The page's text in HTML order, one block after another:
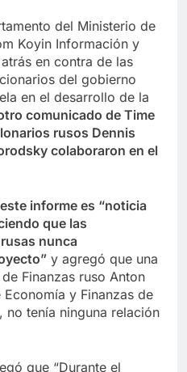
del Ministerio de
Koyin Información y
en contra de las
del gobierno
en el desarrollo de la
comunicado de Time
rusos Dennis
colaboraron en el
informe es “noticia
que las
nunca
y agregó que una
Finanzas ruso Anton
y Finanzas de
no tenía ninguna relación
que “Durante el